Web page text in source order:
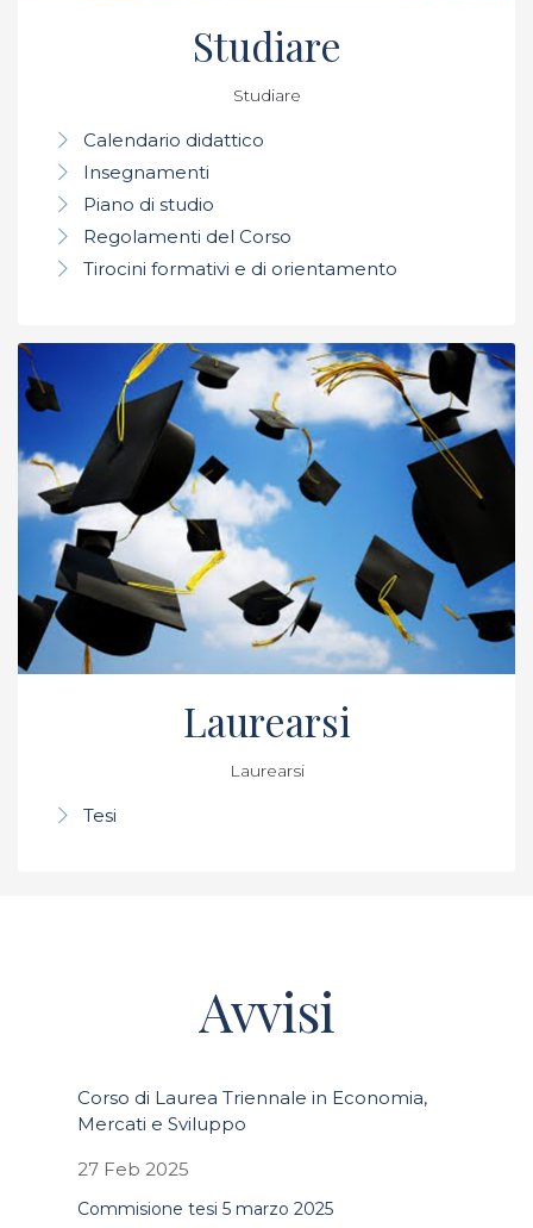
Studiare
Studiare
Calendario didattico
Insegnamenti
Piano di studio
Regolamenti del Corso
Tirocini formativi e di orientamento
Laurearsi
Laurearsi
Tesi
Avvisi
Corso di Laurea Triennale in Economia,
Mercati e Sviluppo
27 Feb 2025
Commisione tesi 5 marzo 2025